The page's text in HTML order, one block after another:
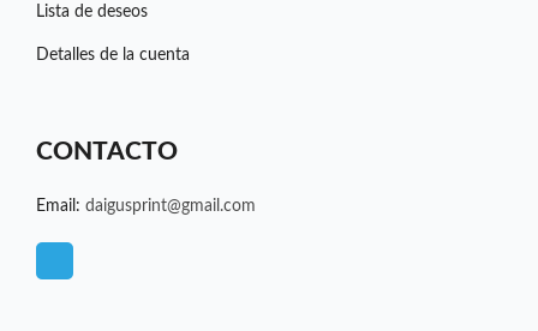
Lista de deseos
Detalles de la cuenta
CONTACTO
Email: daigusprint@gmail.com
e